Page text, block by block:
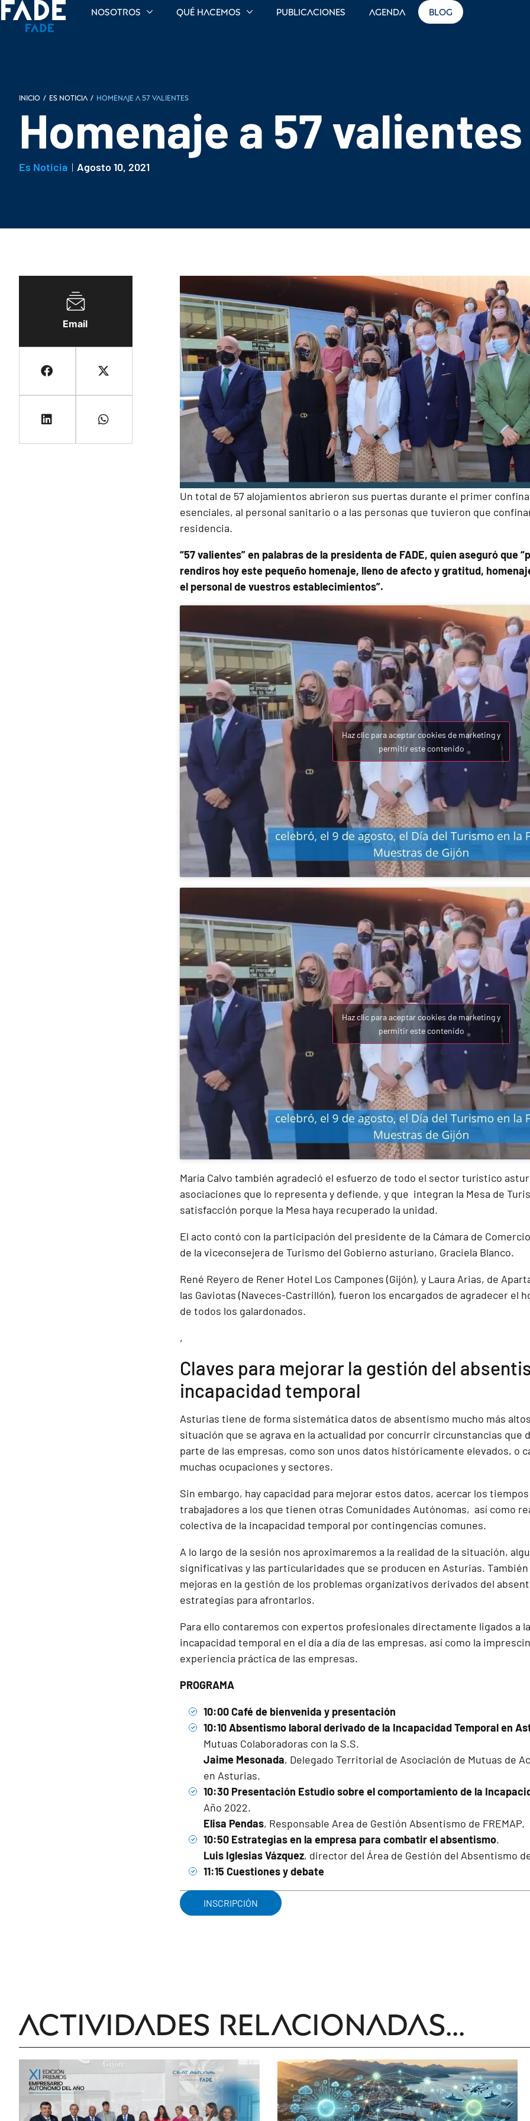
Nosotros Qué hacemos Publicaciones Agenda Blog
INICIO / Es noticia / Homenaje a 57 valientes
Homenaje a 57 valientes
Es Noticia Agosto 10, 2021
Email
Un total de 57 alojamientos abrieron sus puertas durante el primer
esenciales, al personal sanitario o a las personas que tuvieron que
residencia.
“57 valientes” en palabras de la presidenta de FADE, quien aseguró que
rendiros hoy este pequeño homenaje, lleno de afecto y gratitud,
el personal de vuestros establecimientos”.
Haz clic para aceptar cookies de marketing y
permitir este contenido
Haz clic para aceptar cookies de marketing y
permitir este contenido
María Calvo también agradeció el esfuerzo de todo el sector turístico
asociaciones que lo representa y defiende, y que integran la Mesa de
satisfacción porque la Mesa haya recuperado la unidad.
El acto contó con la participación del presidente de la Cámara de
de la viceconsejera de Turismo del Gobierno asturiano, Graciela Blanco.
René Reyero de Rener Hotel Los Campones (Gijón), y Laura Arias, de
las Gaviotas (Naveces-Castrillón), fueron los encargados de agradecer el
de todos los galardonados.
,
Claves para mejorar la gestión del
incapacidad temporal
Asturias tiene de forma sistemática datos de absentismo mucho más
situación que se agrava en la actualidad por concurrir circunstancias que
parte de las empresas, como son unos datos históricamente elevados, o
muchas ocupaciones y sectores.
Sin embargo, hay capacidad para mejorar estos datos, acercar los
trabajadores a los que tienen otras Comunidades Autónomas, así como
colectiva de la incapacidad temporal por contingencias comunes.
A lo largo de la sesión nos aproximaremos a la realidad de la situación,
significativas y las particularidades que se producen en Asturias.
mejoras en la gestión de los problemas organizativos derivados del
estrategias para afrontarlos.
Para ello contaremos con expertos profesionales directamente ligados a
incapacidad temporal en el día a día de las empresas, así como la
experiencia práctica de las empresas.
PROGRAMA
10:00 Café de bienvenida y presentación
10:10 Absentismo laboral derivado de la Incapacidad Temporal en
Mutuas Colaboradoras con la S.S.
Jaime Mesonada, Delegado Territorial de Asociación de Mutuas de
en Asturias.
10:30 Presentación Estudio sobre el comportamiento de la
Año 2022.
Elisa Pendas, Responsable Area de Gestión Absentismo de FREMAP.
10:50 Estrategias en la empresa para combatir el absentismo.
Luis Iglesias Vázquez, director del Área de Gestión del Absentismo
11:15 Cuestiones y debate
INSCRIPCIÓN
Actividades relacionadas...